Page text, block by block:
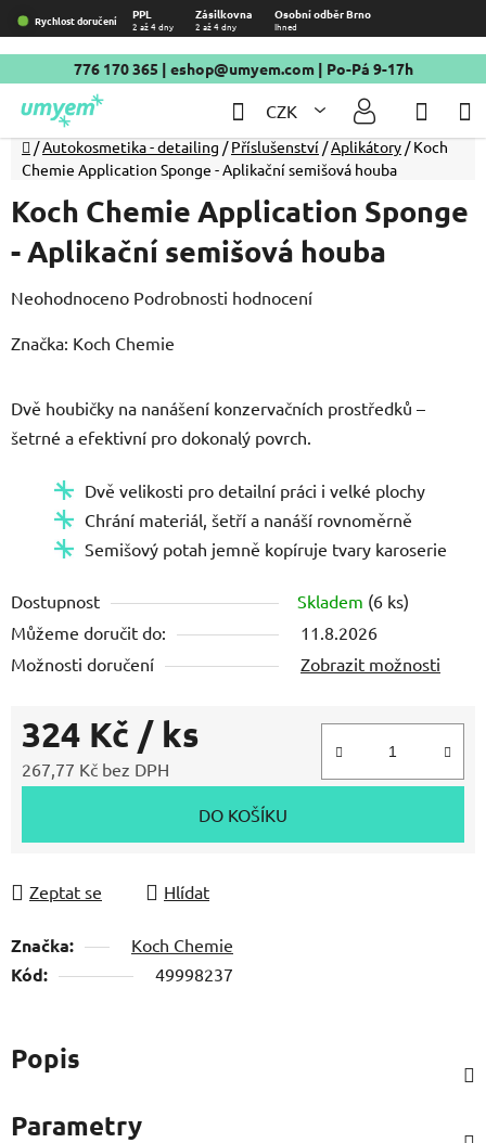
Přejít
na
obsah
Rychlost doručení PPL Zásilkovna Osobní odběr Brno
2 až 4 dny 2 až 4 dny Ihned
776 170 365 | eshop@umyem.com| Po-Pá 9-17h
CZK
Hledat
Domů
/Autokosmetika - detailing / Příslušenství /Aplikátory / Koch
Chemie Application Sponge - Aplikační semišová houba
Dvě houbičky na nanášení konzervačních prostředků –
šetrné a efektivní pro dokonalý povrch.
Dvě velikosti pro detailní práci i velké plochy
Chrání materiál, šetří a nanáší rovnoměrně
Semišový potah jemně kopíruje tvary karoserie
Dostupnost Skladem (6 ks)
Můžeme doručit do:
11.8.2026
Možnosti doručení
Zobrazit možnosti
324 Kč / ks
267,77 Kč bez DPH
DO KOŠÍKU
Zeptat se Hlídat
Značka: Koch Chemie
Kód: 49998237
Koch Chemie Application Sponge
- Aplikační semišová houba
Průměrné
produktu
0,0
z
hvězdiček.
Neohodnoceno Podrobnosti hodnocení
Značka: Koch Chemie
Popis
Parametry